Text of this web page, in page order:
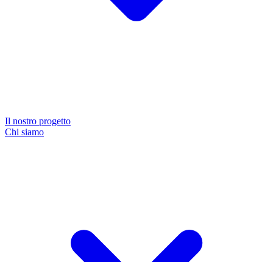
Il nostro progetto
Chi siamo